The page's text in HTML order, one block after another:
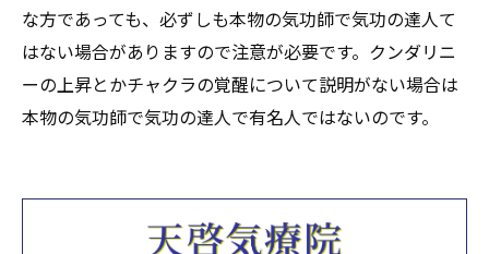
な方であっても、必ずしも本物の気功師で気功の達人て
はない場合がありますので注意が必要です。クンダリニ
ーの上昇とかチャクラの覚醒について説明がない場合は
本物の気功師で気功の達人で有名人ではないのです。